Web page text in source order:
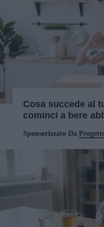
Cosa succede al
cominci a bere
Sponsorizzato Da